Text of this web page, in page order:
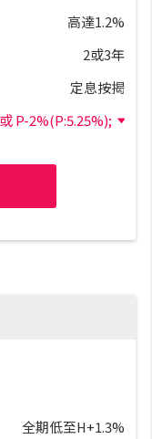
高達1.2%
2或3年
定息按揭
P-2%(P:5.25%);
全期低至H+1.3%